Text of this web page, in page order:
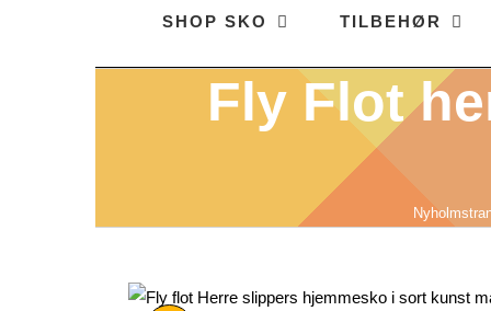
SHOP SKO TILBEHØR
Fly Flot